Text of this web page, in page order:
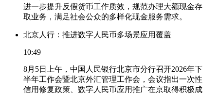
进一步提升反假货币工作质效，规范办理大额现金存
取业务，满足社会公众的多样化现金服务需求。
北京人行：推进数字人民币多场景应用覆盖
10:49
8月5日上午，中国人民银行北京市分行召开2026年下
半年工作会暨北京外汇管理工作会，会议指出一次性
信用修复政策、数字人民币应用推广在京取得积极成